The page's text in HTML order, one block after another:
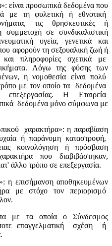
είναι προσωπικά δεδομένα που
με τη φυλετική ή
εθνοτική
τις θρησκευτικές ή
συμμετοχή σε συνδικαλιστική
υγεία, γενετικά και
αφορούν τη σεξουαλική ζωή ή
και πληροφορίες σχετικά
με
Λόγω της φύσης των
η νομοθεσία είναι πολύ
με τον οποίο τα
δεδομένα
επεξεργασίας. Η
Εταιρεία
δεδομένα μόνο σύμφωνα με
χαρακτήρα»: η παραβίαση
ή παράνομη καταστροφή,
κοινολόγηση ή πρόσβαση
που διαβιβάστηκαν,
άλλο τρόπο σε επεξεργασία.
η επισήμανση αποθηκευμένων
με στόχο τον
περιορισμό
με τα οποία ο Σύνδεσμος
επαγγελματική
σχέση
ή